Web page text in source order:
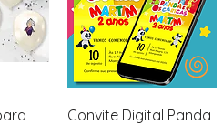
Visualização rápida
Convite Digital Panda